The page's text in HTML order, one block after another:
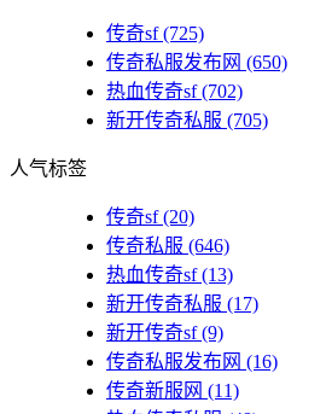
传奇sf(725)
传奇私服发布网 (650)
热血传奇sf(702)
新开传奇私服 (705)
人气标签
传奇sf(20)
传奇私服 (646)
热血传奇sf(13)
新开传奇私服 (17)
新开传奇sf(9)
传奇私服发布网 (16)
传奇新服网 (11)